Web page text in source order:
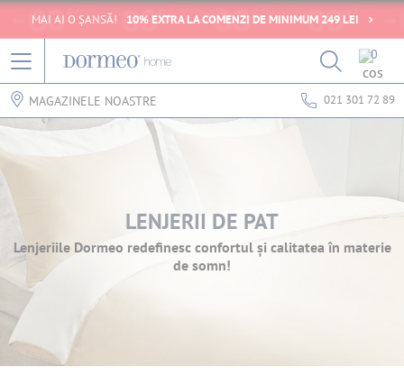
MAI AI O ȘANSĂ! 10% EXTRA LA COMENZI DE MINIMUM 249 LEI
0
MAGAZINELE NOASTRE 021 301 72 89
LENJERII DE PAT
Lenjeriile Dormeo redefinesc confortul și calitatea în materie
de somn!